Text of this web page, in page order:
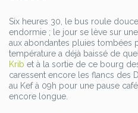
Six heures 30, le bus roule
endormie ; le jour se lève sur
aux abondantes pluies tombées
température a déjà baissé de
Krib et à la sortie de ce bourg
caressent encore les flancs des
au Kef à 09h pour une pause
encore longue.